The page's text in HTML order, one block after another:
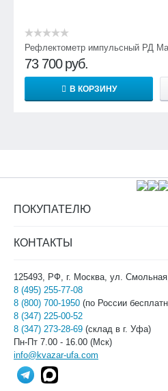
Рефлектометр импульсный РД
73 700 руб.
В КОРЗИНУ
ПОКУПАТЕЛЮ
КОНТАКТЫ
125493, РФ, г. Москва, ул.
8 (495) 255-77-08
8 (800) 700-1950 (по России
8 (347) 225-00-52
8 (347) 273-28-69 (склад в г. Уфа)
Пн-Пт 7.00 - 16.00 (Мск)
info@kvazar-ufa.com